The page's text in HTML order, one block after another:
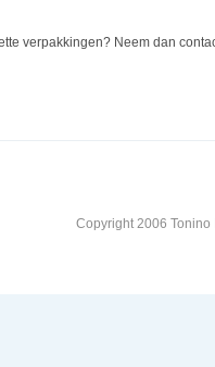
verpakkingen? Neem dan
Copyright 2006